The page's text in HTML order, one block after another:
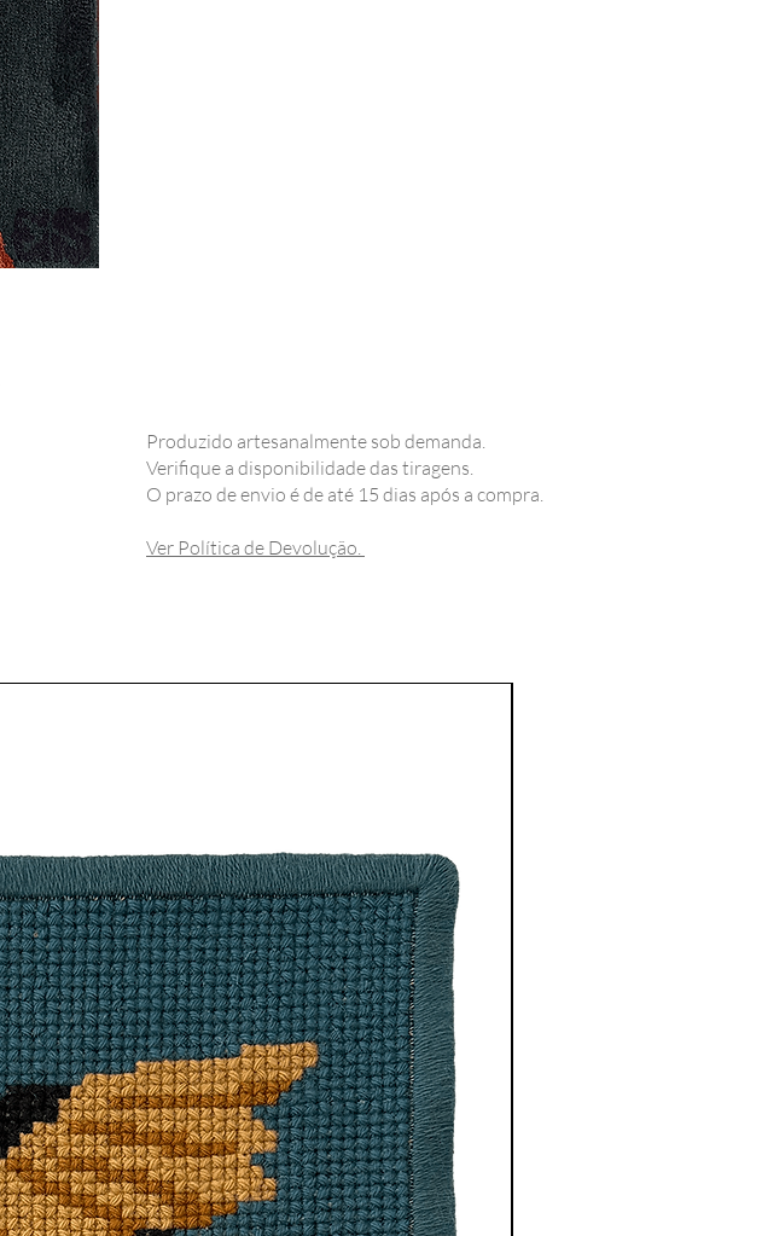
Produzido artesanalmente sob demanda.
Verifique a disponibilidade das tiragens.
O prazo de envio é de até 15 dias após a compra.
Ver Política de Devolução.